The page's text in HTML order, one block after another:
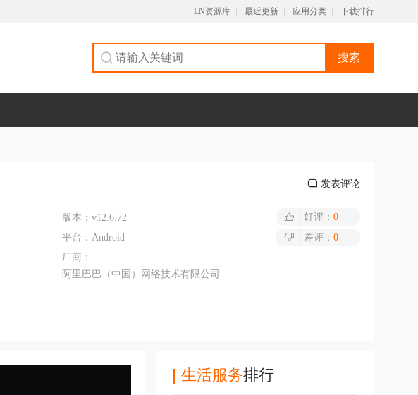
LN资源库 最近更新 应用分类 下载排行
搜索
发表评论
版本： v12.6.72
平台： Android
厂商：
阿里巴巴（中国）网络技术有限公司
好评： 0
差评： 0
生活服务排行